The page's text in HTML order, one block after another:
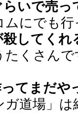
らいで売っ
にでも行
殺してくれ
くさんで
てまだや
道場」は